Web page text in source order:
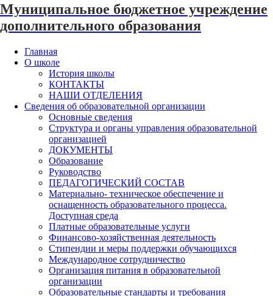
Муниципальное бюджетное учреждение
дополнительного образования
Главная
О школе
История школы
КОНТАКТЫ
НАШИ ОТДЕЛЕНИЯ
Сведения об образовательной организации
Основные сведения
Структура и органы управления образовательной
организацией
ДОКУМЕНТЫ
Образование
Руководство
ПЕДАГОГИЧЕСКИЙ СОСТАВ
Материально- техническое обеспечение и
оснащенность образовательного процесса.
Доступная среда
Платные образовательные услуги
Финансово-хозяйственная деятельность
Стипендии и меры поддержки обучающихся
Международное сотрудничество
Организация питания в образовательной
организации
Образовательные стандарты и требования